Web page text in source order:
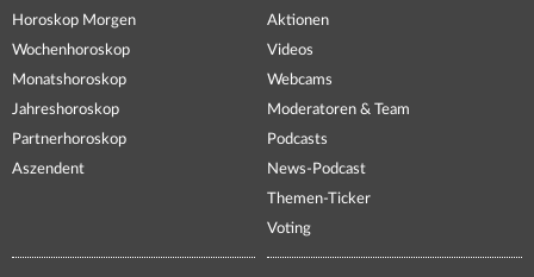
Horoskop Morgen
Wochenhoroskop
Monatshoroskop
Jahreshoroskop
Partnerhoroskop
Aszendent
Aktionen
Videos
Webcams
Moderatoren & Team
Podcasts
News-Podcast
Themen-Ticker
Voting